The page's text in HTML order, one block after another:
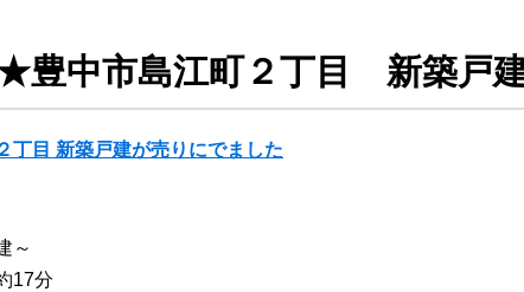
豊中市島江町２丁目 新築戸
目 新築戸建が売りにでました
～
17分